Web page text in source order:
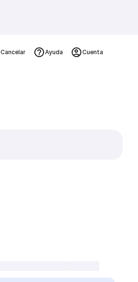
Cancelar Ayuda Cuenta